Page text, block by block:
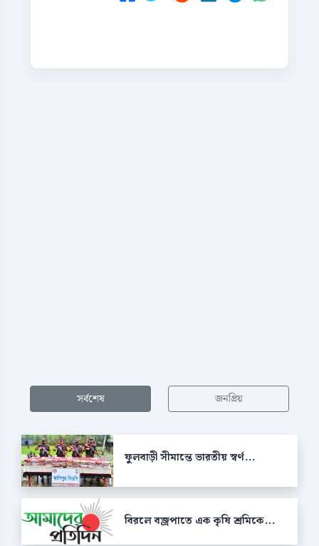
সর্বশেষ জনপ্রিয়
ফুলবাড়ী সীমান্তে ভারতীয় স্বর্ণ...
বিরলে বজ্রপাতে এক কৃষি শ্রমিকে...